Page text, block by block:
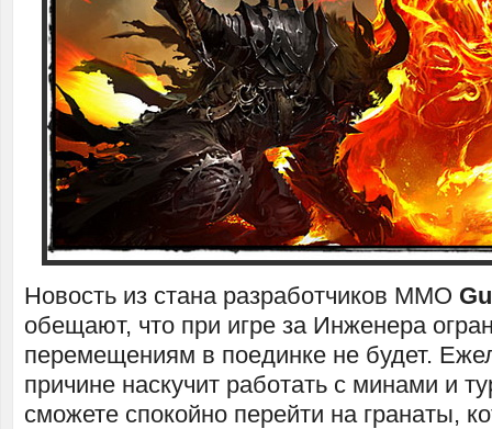
Новость из стана разработчиков MMO
обещают, что при игре за Инженера
перемещениям в поединке не будет.
причине наскучит работать с минами и
сможете спокойно перейти на гранаты,